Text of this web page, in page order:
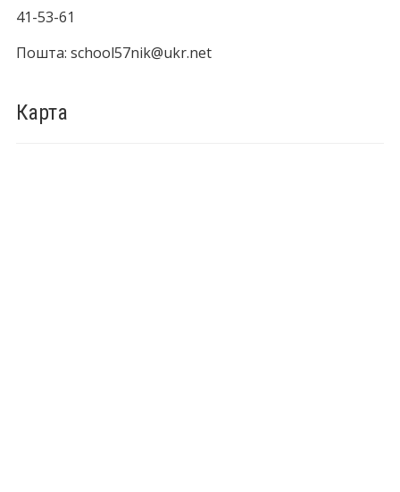
41-53-61
Пошта: school57nik@ukr.net
Карта